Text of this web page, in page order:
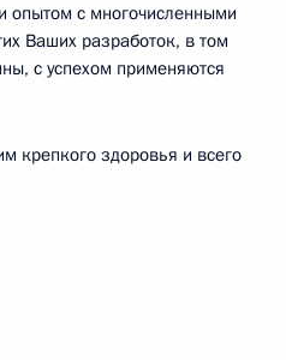
опытом с многочисленными
Ваших разработок, в том
с успехом применяются
здоровья и всего